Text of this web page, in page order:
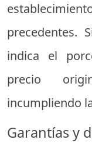
precedentes.
indica el
precio
incumpliendo
Garantías y